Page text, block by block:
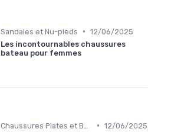
Sandales et Nu-pieds • 12/06/2025
Les incontournables chaussures
bateau pour femmes
• 12/06/2025